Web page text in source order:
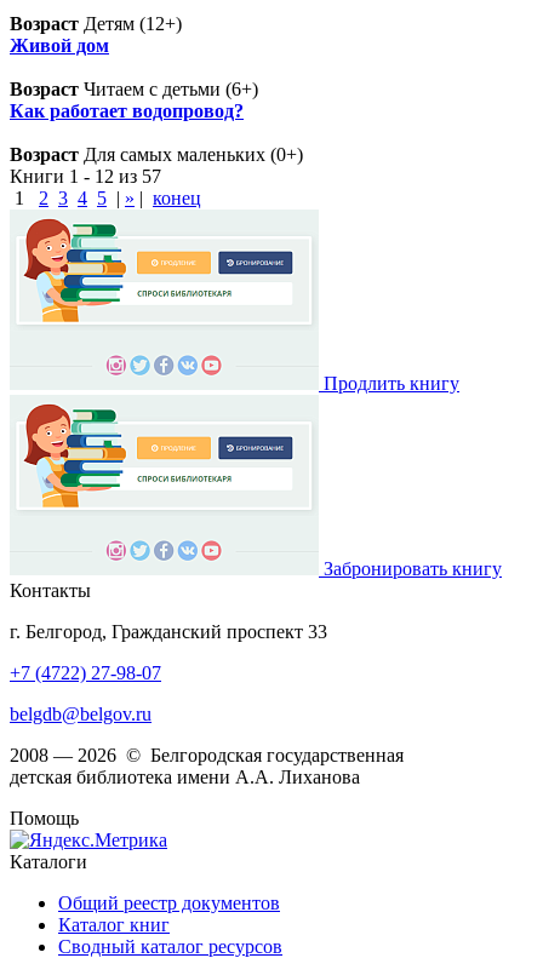
Возраст Детям (12+)
Живой дом
Возраст Читаем с детьми (6+)
Как работает водопровод?
Возраст Для самых маленьких (0+)
Книги 1 - 12 из 57
1
2 3 4 5 | » | конец
Продлить книгу
Забронировать книгу
Контакты
г. Белгород, Гражданский проспект 33
+7 (4722) 27-98-07
belgdb@belgov.ru
2008 — 2026 © Белгородская государственная
детская библиотека имени А.А. Лиханова
Помощь
Каталоги
Общий реестр документов
Каталог книг
Сводный каталог ресурсов